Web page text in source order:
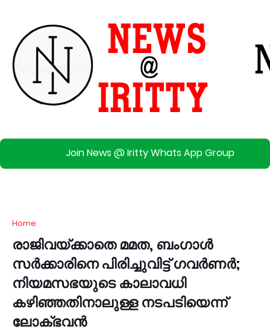
Join News @ Iritty Whats App Group
Home
രാജിവയ്ക്കാതെ മമത, ബംഗാൾ
സർക്കാരിനെ പിരിച്ചുവിട്ട് ഗവർണർ;
നിയമസഭയുടെ കാലാവധി
കഴിഞ്ഞതിനാലുള്ള നടപടിയെന്ന്
ലോക്ഭവൻ